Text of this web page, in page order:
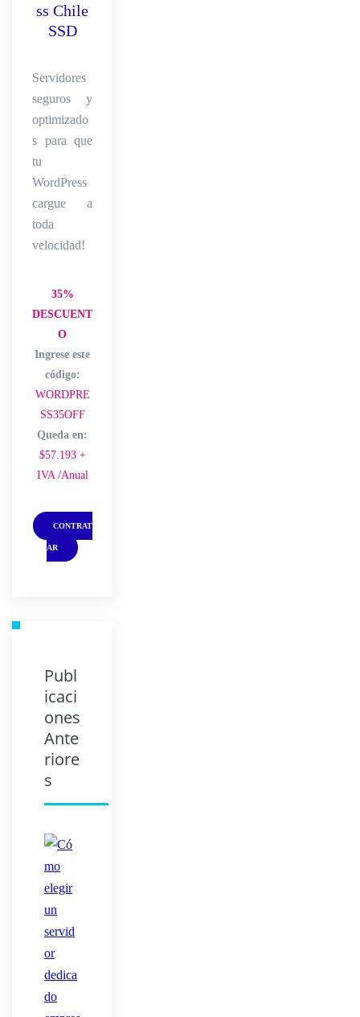
ss Chile
SSD
Servidores
seguros y
optimizado
s para que
tu
WordPress
cargue a
toda
velocidad!
35%
DESCUENT
O
Ingrese este
código:
WORDPRE
SS35OFF
Queda en:
$57.193 +
IVA /Anual
CONTRAT
AR
Publ
icaci
ones
Ante
riore
s